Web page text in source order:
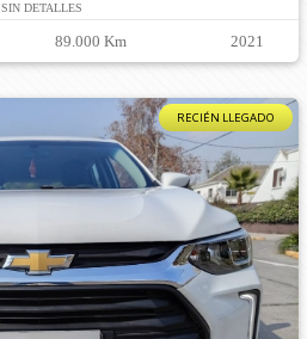
SIN DETALLES
89.000 Km 2021
RECIÉN LLEGADO